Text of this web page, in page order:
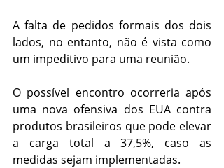
A falta de pedidos formais dos dois
lados, no entanto, não é vista como
um impeditivo para uma reunião.
O possível encontro ocorreria após
uma nova ofensiva dos EUA contra
produtos brasileiros que pode elevar
a carga total a 37,5%, caso as
medidas sejam implementadas.